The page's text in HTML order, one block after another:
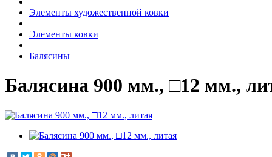
Элементы художественной ковки
Элементы ковки
Балясины
Балясина 900 мм., □12 мм.,